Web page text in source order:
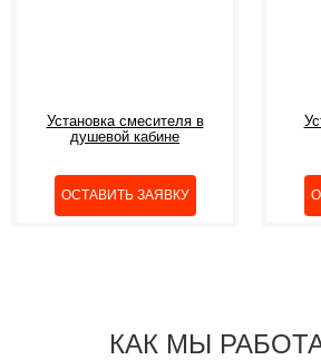
Установка смесителя в
душевой кабине
КАК МЫ